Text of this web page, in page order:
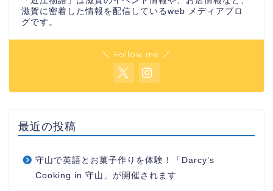
滋賀に密着した情報を配信しているweb メディアブロ
グです。
＼ Follow me ／
最近の投稿
守山で英語とお菓子作りを体験！「Darcy’s
Cooking in 守山」が開催されます